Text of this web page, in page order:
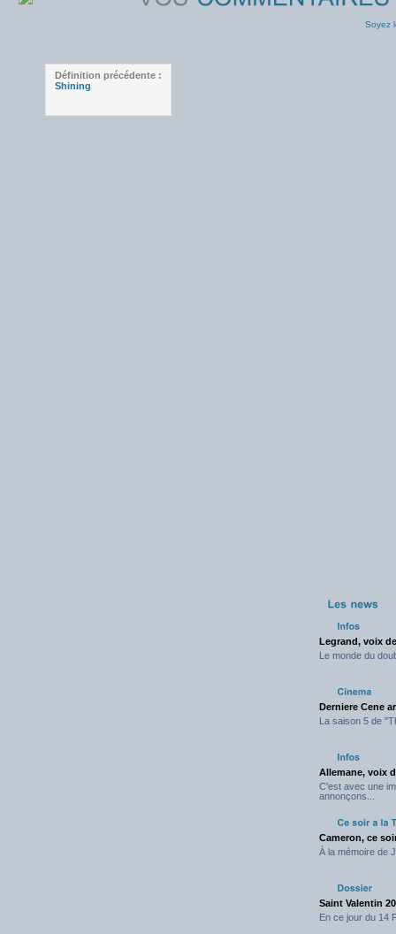
Soyez
Définition précédente :
Shining
Legrand, voix
Le monde du
Derniere Cene
La saison 5 de
Allemane, voix
C'est avec une
annonçons...
Cameron, ce
À la mémoire de
Saint Valentin
En ce jour du 14